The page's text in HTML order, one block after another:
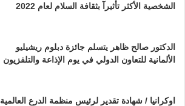
الشخصية الأكثر تأثيرآ بثقافة السلام لعام 2022
الدكتور صالح ظاهر يتسلم جائزة دبلوم ريشيليو
الألمانية للتعاون الدولي في يوم الإذاعة والتلفزيون
اوكرانيا / شهادة تقدير لرئيس منظمة الدرع العالمية